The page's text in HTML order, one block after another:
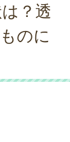
？透
のに